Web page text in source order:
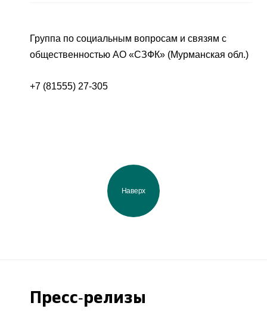
Группа по социальным вопросам и связям с
общественностью АО «СЗФК» (Мурманская обл.)
+7 (81555) 27-305
Наверх
Пресс-релизы